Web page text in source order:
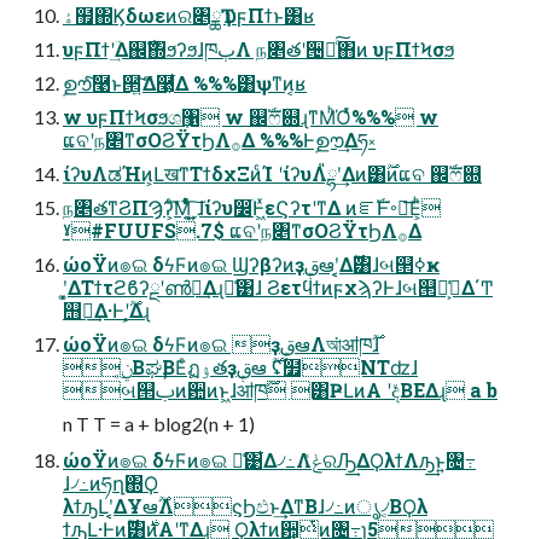
ۀ຿΍Ϗδωεͷର৅ྖҬ υϝΠϯͱ͸ʁ
υϝΠϯʹؔ͢Δ஌ࣝ΍ϧʔϧɺཁٻΛ ந৅తʹ੔ཧͨ͠΋ͷ υϝΠϯϞσϧ
ࣦഊͨ͠࿩ͱ੒ޭ͍ͯ͠Δ࿩͕͋Δ %%%͸ѱͳͷ͔ʁ
w υϝΠϯϞσϧශ݂঱ w ஌ࣝෆ଍ɻͳΜͪΌͬͯ%%% w
ແବʹந৅ͳσΟϨΫτϦΛ࡞Δ %%%Ͱࣦഊ͢Δཧ༝
ίʔυΛಡΉͷ͕ԼखͳΤϯδχΞͷͨΊ ʹίʔυΛ៉ྷʹ͢Δͷ͸࣌ؒͷແବ ஌ࣝෆ଍
ந৅తͳϨΠϠʔ͕ͨ͘͞Μ͔͋ͬͯͬ͜ ͍͍͠ɺίʔυ෼ׂͰ͖ͯεϚʔτʹͳΔ ͷೝࣝͰ࠾༻͞Ε͕ͪ
ˠ#FUUFS.7$ ແବʹந৅ͳσΟϨΫτϦΛ࡞Δ
ώοΫͷ๏ଇ δϟϜͷ๏ଇ Ϣʔβʔͷҙࢥܾఆʹ͔͔Δ࣌ؒ͸ɺબ୒ߦҝ
ʹ͓͚ΔΤϯτϩϐʔྔʹൺྫ͢Δɻྫ͑͹ɺ ϨετϥϯͷϝχϡʔͰɺબ୒ࢶ͕૿͑Δ΄Ͳ
஫จ͢Δ·Ͱʹ͕͔͔࣌ؒΔɻ
ώοΫͷ๏ଇ δϟϜͷ๏ଇ ҙࢥܾఆΛআ͘ॴཁ࣌ؒɺ
࣮ݧ͔ΒಘΒΕͨฏۉతҙࢥܾఆ ࣌ؒʢ໿NTʣɺ
બ୒ࢶͷ਺ͷͱ͖ɺॴཁ࣌ؒ ͸ҎԼͷΑ ͏ʹදͤΒΕΔɻ a b
n T T = a + blog2(n + 1)
ώοΫͷ๏ଇ δϟϜͷ๏ଇ ྫ͑͹͋Δ৴߸ΛݟͯରԠ͢ΔϘλϯΛԡ͢ͱ͍͏৔߹
ɺ৴߸ͷཧղ΍Ϙ
λϯԡԼʹ͔͔ΔҰఆ࣌ؒΛϛϦඵͱ͢ΔͳΒɺ৴߸ͷൃ৴͔ΒϘλ
ϯԡԼ·Ͱͷ࣌ؒ͸࣍ͷΑ͏ʹͳΔɻ Ϙλϯͷ਺͕ͭͷ৔߹ɿ5